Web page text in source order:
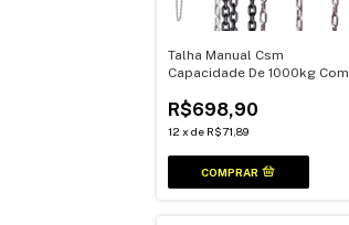
Talha Manual Csm
Capacidade De 1000kg Com
R$698,90
12 x de R$71,89